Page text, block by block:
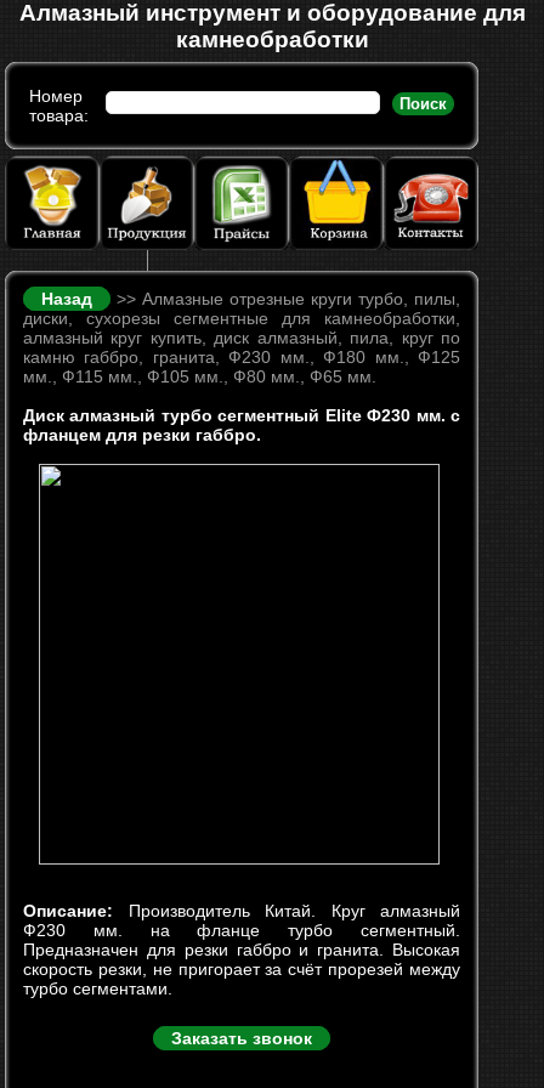
Алмазный инструмент и оборудование для
камнеобработки
Номер
товара:
Поиск
Назад
>> Алмазные отрезные круги турбо, пилы,
диски, сухорезы сегментные для камнеобработки,
алмазный круг купить, диск алмазный, пила, круг по
камню габбро, гранита, Ф230 мм., Ф180 мм., Ф125
мм., Ф115 мм., Ф105 мм., Ф80 мм., Ф65 мм.
Диск алмазный турбо сегментный Elite Ф230 мм. с
фланцем для резки габбро.
Описание: Производитель Китай. Круг алмазный
Ф230 мм. на фланце турбо сегментный.
Предназначен для резки габбро и гранита. Высокая
скорость резки, не пригорает за счёт прорезей между
турбо сегментами.
Заказать звонок